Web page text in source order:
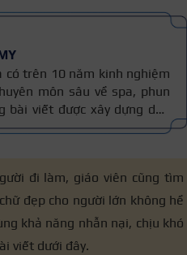
có trên 10 năm kinh nghiệm
môn sâu về spa, phun
viết được xây dựng dựa
dạy thực tế, đồng thời
đi làm, giáo viên cũng tìm
đẹp cho người lớn không hề
khả năng nhẫn nại, chịu khó
viết dưới đây.